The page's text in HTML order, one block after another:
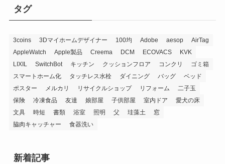
タグ
3coins 3Dマイホームデザイナー 100均 Adobe aesop
AirTag
AppleWatch
Apple製品 Creema DCM ECOVACS
KVK
LIXIL
SwitchBot キッチン クッションフロア コンクリ
ゴミ箱
スマートホーム化
タッチレス水栓 ダイニング バッグ
ベッド
ポスター
メルカリ リサイクルショップ リフォーム
二子玉
保険
冷凍食品 友達 娘部屋 子供部屋 室内ドア
愛犬の床
文具
時短 書類 浴室 照明 父 珪藻土
窓
脇肉キャッチャー
食器洗い
新着記事